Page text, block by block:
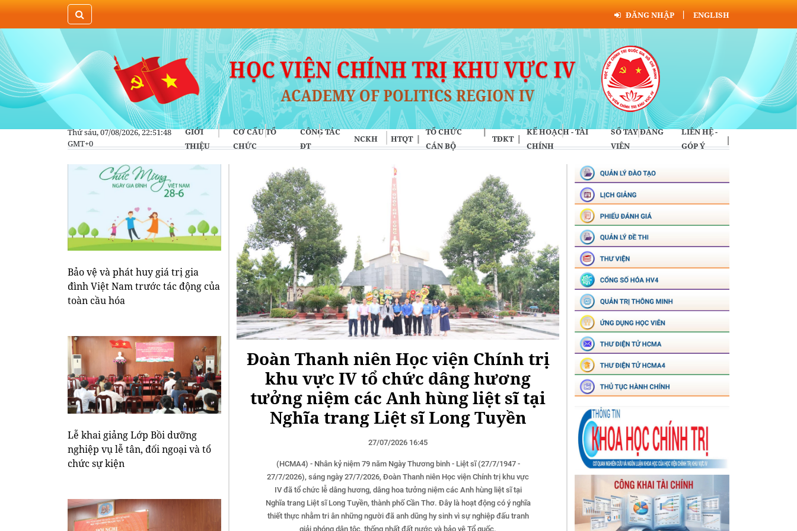
ĐĂNG NHẬP ENGLISH
Thứ sáu, 07/08/2026, 22:51:48
GMT+0
GIỚI
THIỆU
CƠ CẤU TỔ
CHỨC
CÔNG TÁC
ĐT
NCKH HTQT
TỔ CHỨC
CÁN BỘ
TĐKT
KẾ HOẠCH - TÀI
CHÍNH
SỔ TAY ĐẢNG
VIÊN
LIÊN HỆ -
GÓP Ý
Bảo vệ và phát huy giá trị gia
đình Việt Nam trước tác động của
toàn cầu hóa
Lễ khai giảng Lớp Bồi dưỡng
nghiệp vụ lễ tân, đối ngoại và tổ
chức sự kiện
Đoàn Thanh niên Học viện Chính trị
khu vực IV tổ chức dâng hương
tưởng niệm các Anh hùng liệt sĩ tại
Nghĩa trang Liệt sĩ Long Tuyền
27/07/2026 16:45
(HCMA4) - Nhân kỷ niệm 79 năm Ngày Thương binh - Liệt sĩ (27/7/1947 -
27/7/2026), sáng ngày 27/7/2026, Đoàn Thanh niên Học viện Chính trị khu vực
IV đã tổ chức lễ dâng hương, dâng hoa tưởng niệm các Anh hùng liệt sĩ tại
Nghĩa trang Liệt sĩ Long Tuyền, thành phố Cần Thơ. Đây là hoạt động có ý nghĩa
thiết thực nhằm tri ân những người đã anh dũng hy sinh vì sự nghiệp đấu tranh
giải phóng dân tộc, thống nhất đất nước và bảo vệ Tổ quốc.